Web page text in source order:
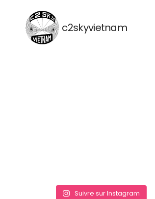
c2skyvietnam
Suivre sur Instagram